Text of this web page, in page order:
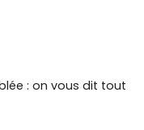
: on vous dit tout